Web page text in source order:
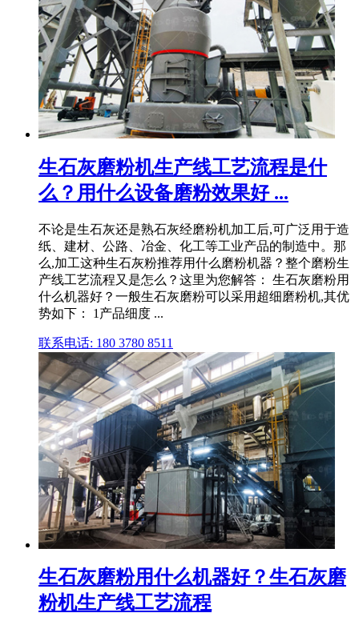
生石灰磨粉机生产线工艺流程是什
么？用什么设备磨粉效果好 ...
不论是生石灰还是熟石灰经磨粉机加工后,可广泛用于造
纸、建材、公路、冶金、化工等工业产品的制造中。那
么,加工这种生石灰粉推荐用什么磨粉机器？整个磨粉生
产线工艺流程又是怎么？这里为您解答： 生石灰磨粉用
什么机器好？一般生石灰磨粉可以采用超细磨粉机,其优
势如下： 1产品细度 ...
联系电话: 180 3780 8511
生石灰磨粉用什么机器好？生石灰磨
粉机生产线工艺流程